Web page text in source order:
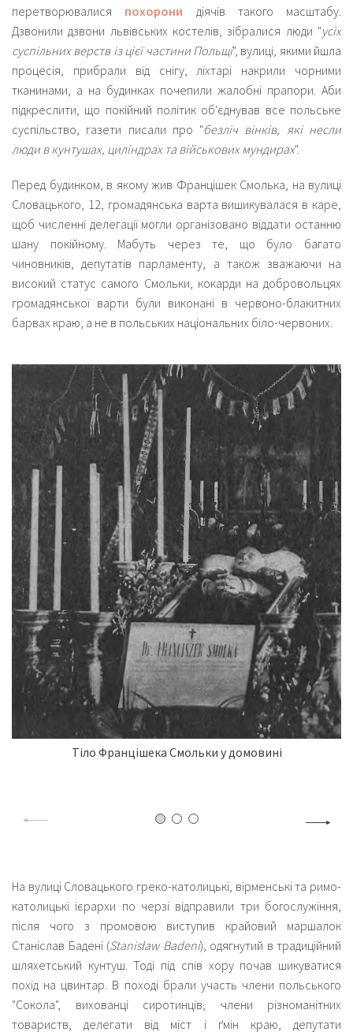
перетворювалися похорони діячів такого масштабу.
Дзвонили дзвони львівських костелів, зібралися люди "усіх
суспільних верств із цієї частини Польщі", вулиці, якими йшла
процесія, прибрали від снігу, ліхтарі накрили чорними
тканинами, а на будинках почепили жалобні прапори. Аби
підкреслити, що покійний політик об'єднував все польське
суспільство, газети писали про "безліч вінків, які несли
люди в кунтушах, циліндрах та військових мундирах".
Перед будинком, в якому жив Францішек Смолька, на вулиці
Словацького, 12, громадянська варта вишикувалася в каре,
щоб численні делегації могли організовано віддати останню
шану покійному. Мабуть через те, що було багато
чиновників, депутатів парламенту, а також зважаючи на
високий статус самого Смольки, кокарди на добровольцях
громадянської варти були виконані в червоно-блакитних
барвах краю, а не в польських національних біло-червоних.
Тіло Францішека Смольки у домовині
На вулиці Словацького греко-католицькі, вірменські та римо-
католицькі ієрархи по черзі відправили три богослужіння,
після чого з промовою виступив крайовий маршалок
Станіслав Бадені (Stanisław Badeni), одягнутий в традиційний
шляхетський кунтуш. Тоді під спів хору почав шикуватися
похід на цвинтар. В поході брали участь члени польського
"Сокола", вихованці сиротинців, члени різноманітних
товариств, делегати від міст і ґмін краю, депутати